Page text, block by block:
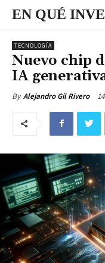
EN QUÉ
TECNOLOGÍA
Nuevo chip
IA
By Alejandro Gil Rivero